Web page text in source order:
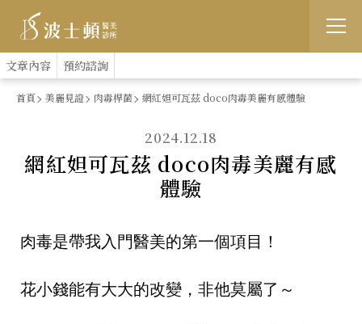
跳
:::
文章內容 預約諮詢
首頁 美麗見證 肉毒桿菌 網紅妲可瓦茲 doco肉毒美麗有感體驗
2024.12.18
網紅妲可瓦茲 doco肉毒美麗有感
體驗
肉毒是帶我入門醫美的第一個項目！
花小錢能有大大的改變，非他莫屬了～